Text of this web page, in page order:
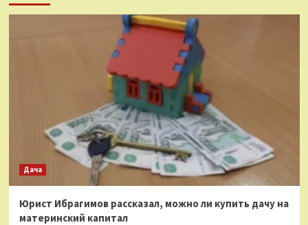
Дача
Юрист Ибрагимов рассказал, можно ли купить дачу на
материнский капитал